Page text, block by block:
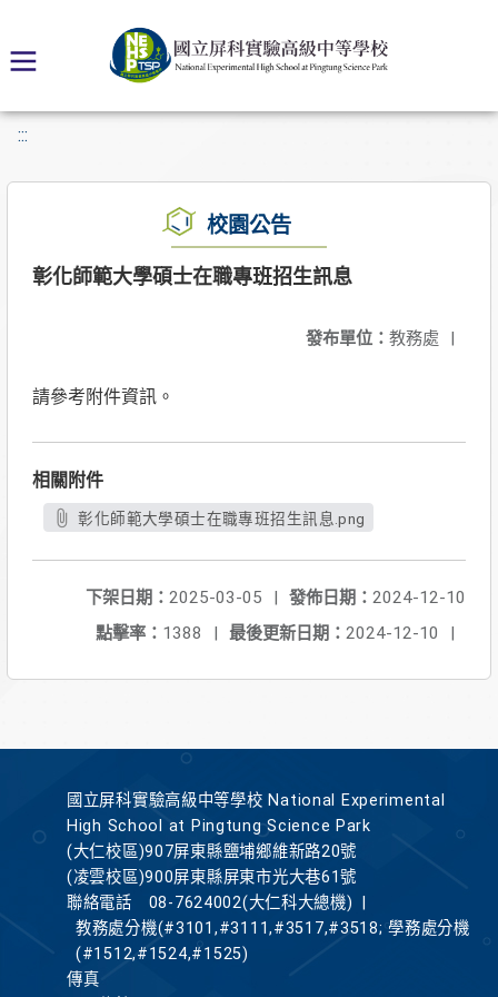
:::
校園公告
彰化師範大學碩士在職專班招生訊息
發布單位： 教務處 |
請參考附件資訊。
相關附件
彰化師範大學碩士在職專班招生訊息.png
發佈日期： 2024-12-10
下架日期： 2025-03-05
|
最後更新日期： 2024-12-10 |
點擊率： 1388 |
國立屏科實驗高級中等學校 National Experimental
High School at Pingtung Science Park
(大仁校區)907屏東縣鹽埔鄉維新路20號
(凌雲校區)900屏東縣屏東市光大巷61號
聯絡電話
08-7624002(大仁科大總機)
教務處分機(#3101,#3111,#3517,#3518; 學務處分機
(#1512,#1524,#1525)
傳真